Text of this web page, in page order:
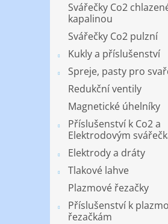
Svářečky Co2
kapalinou
Svářečky Co2 pulzní
Kukly a příslušenství
Spreje, pasty pro
Redukční ventily
Magnetické úhelníky
Příslušenství k Co2 a
Elektrodovým
Elektrody a dráty
Tlakové lahve
Plazmové řezačky
Příslušenství k
řezačkám